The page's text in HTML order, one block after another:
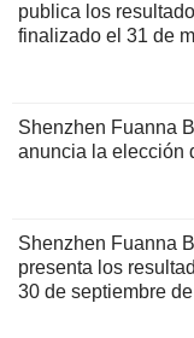
publica los
finalizado el 31 de
Shenzhen Fuanna
anuncia la elección
Shenzhen Fuanna
presenta los
30 de septiembre